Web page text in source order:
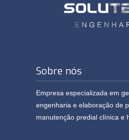
Sobre nós
Empresa especializada em
engenharia e elaboração de
manutenção predial clínica e